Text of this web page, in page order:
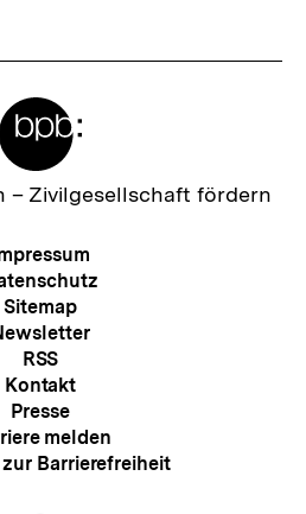
– Zivilgesellschaft fördern
Meta-
Navigation
Sitemap
RSS
Kontakt
Presse
melden
Barrierefreiheit